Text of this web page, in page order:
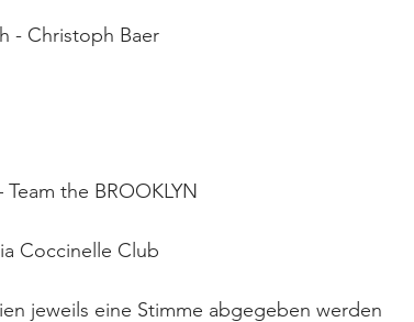
- Christoph Baer
the BROOKLYN
Coccinelle Club
jeweils eine Stimme abgegeben werden